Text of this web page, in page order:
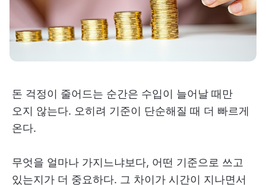
돈 걱정이 줄어드는 순간은 수입이 늘어날 때만
오지 않는다. 오히려 기준이 단순해질 때 더 빠르게
온다.
무엇을 얼마나 가지느냐보다, 어떤 기준으로 쓰고
있는지가 더 중요하다. 그 차이가 시간이 지나면서